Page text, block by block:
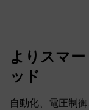
よりスマ
ッド
自動化、電圧制